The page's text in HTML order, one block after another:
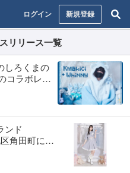
ログイン 新規登録
リリース一覧
しろくまの
コラボレー
ンド
角田町にあ
STORE